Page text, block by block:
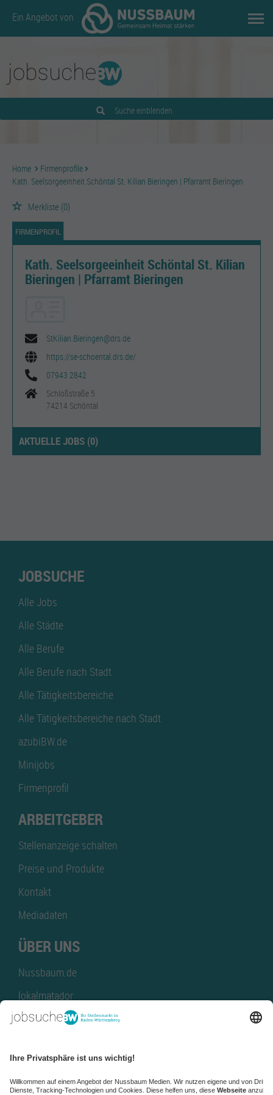
Ein Angebot von
Suche einblenden
Home
Firmenprofile
Kath. Seelsorgeeinheit Schöntal St. Kilian Bieringen | Pfarramt Bieringen
Merkliste (0)
FIRMENPROFIL
Kath. Seelsorgeeinheit Schöntal St. Kilian
Bieringen | Pfarramt Bieringen
StKilian.Bieringen@drs.de
https://se-schoental.drs.de/
07943 2842
Schloßstraße 5
74214 Schöntal
AKTUELLE JOBS (0)
JOBSUCHE
Alle Jobs
Alle Städte
Alle Berufe
Alle Berufe nach Stadt
Alle Tätigkeitsbereiche
Alle Tätigkeitsbereiche nach Stadt
azubiBW.de
Minijobs
Firmenprofil
ARBEITGEBER
Stellenanzeige schalten
Preise und Produkte
Kontakt
Mediadaten
ÜBER UNS
Nussbaum.de
lokalmatador
kaufinBW
NussbaumID
Nussbaum Medien